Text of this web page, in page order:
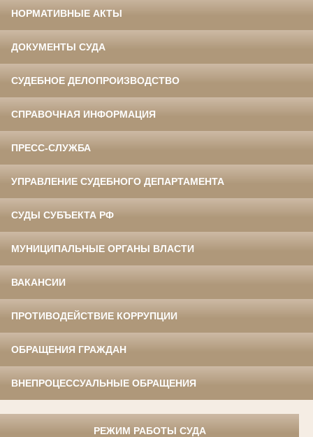
НОРМАТИВНЫЕ АКТЫ
ДОКУМЕНТЫ СУДА
СУДЕБНОЕ ДЕЛОПРОИЗВОДСТВО
СПРАВОЧНАЯ ИНФОРМАЦИЯ
ПРЕСС-СЛУЖБА
УПРАВЛЕНИЕ СУДЕБНОГО ДЕПАРТАМЕНТА
СУДЫ СУБЪЕКТА РФ
МУНИЦИПАЛЬНЫЕ ОРГАНЫ ВЛАСТИ
ВАКАНСИИ
ПРОТИВОДЕЙСТВИЕ КОРРУПЦИИ
ОБРАЩЕНИЯ ГРАЖДАН
ВНЕПРОЦЕССУАЛЬНЫЕ ОБРАЩЕНИЯ
РЕЖИМ РАБОТЫ СУДА